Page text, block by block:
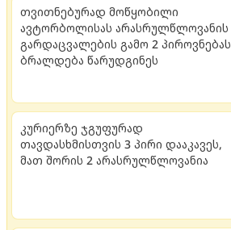
თვით­ნე­ბუ­რად მო­წყო­ბილი
ავტორბოლისას არასრულწლოვანის
გარდაცვალების გამო 2 პიროვნებას
ბრალდება წარუდგინეს
კურიერზე ჯგუფურად
თავდასხმისთვის 3 პირი დააკავეს,
მათ შორის 2 არასრულწლოვანია